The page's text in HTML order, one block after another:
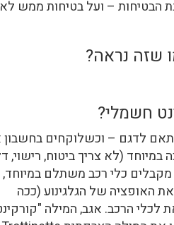
ועל בטיחות ממש לא כדאי
בחשבון את
ביטוח, רישוי, דלק,
רכב משתלם במיוחד, כך
הגלגינוע (ככה
המילה "קורקינט"